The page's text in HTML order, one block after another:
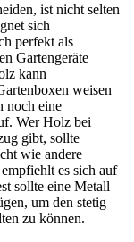
ist nicht selten
sich
perfekt als
Gartengeräte
kann
weisen
noch eine
Wer Holz bei
gibt, sollte
wie andere
es sich auf
sollte eine Metall
um den stetig
zu können.